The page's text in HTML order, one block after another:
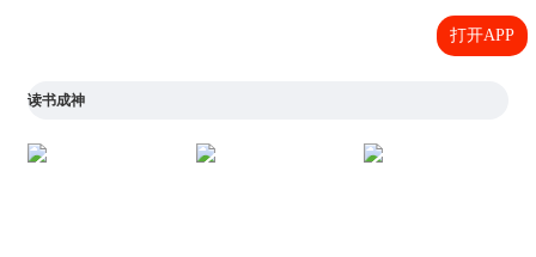
打开APP
读书成神